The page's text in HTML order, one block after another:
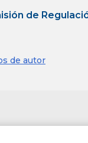
de
de autor